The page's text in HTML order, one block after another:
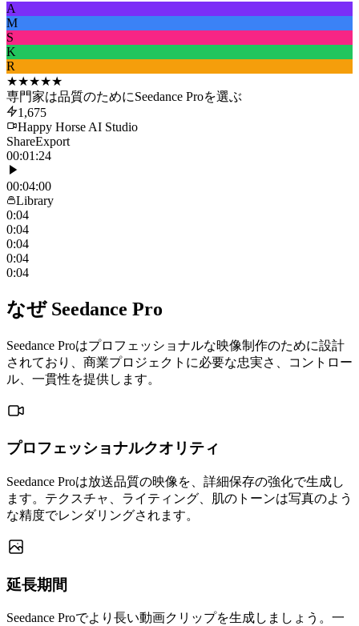
A
M
S
K
R
★★★★★
専門家は品質のためにSeedance Proを選ぶ
1,675
Happy Horse AI Studio
ShareExport
00:01:24
00:04:00
Library
0:04
0:04
0:04
0:04
0:04
なぜ Seedance Pro
Seedance Proはプロフェッショナルな映像制作のために設計
されており、商業プロジェクトに必要な忠実さ、コントロー
ル、一貫性を提供します。
プロフェッショナルクオリティ
Seedance Proは放送品質の映像を、詳細保存の強化で生成し
ます。テクスチャ、ライティング、肌のトーンは写真のよう
な精度でレンダリングされます。
延長期間
Seedance Proでより長い動画クリップを生成しましょう。一